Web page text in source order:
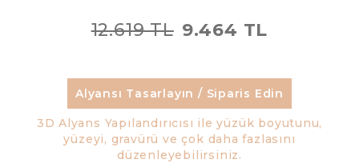
12.619 TL 9.464 TL
Alyansı Tasarlayın / Siparis Edin
3D Alyans Yapılandırıcısı ile yüzük boyutunu,
yüzeyi, gravürü ve çok daha fazlasını
düzenleyebilirsiniz.